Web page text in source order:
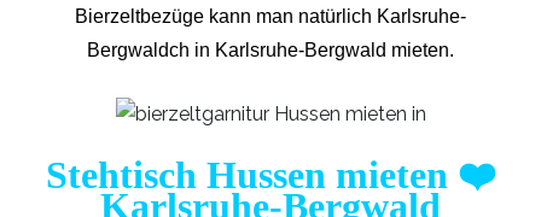
Bierzeltbezüge kann man natürlich Karlsruhe-
Bergwaldch in Karlsruhe-Bergwald mieten.
Stehtisch Hussen mieten ❤️
Karlsruhe-Bergwald